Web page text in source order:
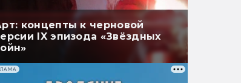
концепты к черновой
IX эпизода «Звёздных